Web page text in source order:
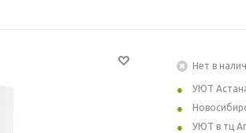
Нет в
УЮТ
УЮТ в тц